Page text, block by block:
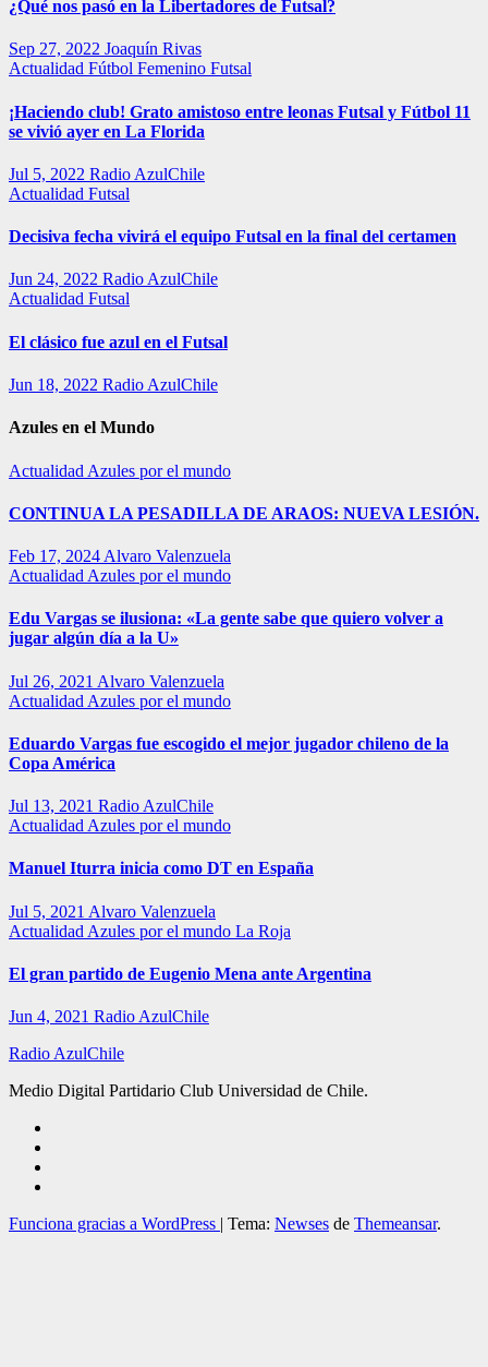
¿Qué nos pasó en la Libertadores de Futsal?
Sep 27, 2022 Joaquín Rivas
Actualidad Fútbol Femenino Futsal
¡Haciendo club! Grato amistoso entre leonas Futsal y Fútbol 11
se vivió ayer en La Florida
Jul 5, 2022 Radio AzulChile
Actualidad Futsal
Decisiva fecha vivirá el equipo Futsal en la final del certamen
Jun 24, 2022 Radio AzulChile
Actualidad Futsal
El clásico fue azul en el Futsal
Jun 18, 2022 Radio AzulChile
Azules en el Mundo
Actualidad Azules por el mundo
CONTINUA LA PESADILLA DE ARAOS: NUEVA LESIÓN.
Feb 17, 2024 Alvaro Valenzuela
Actualidad Azules por el mundo
Edu Vargas se ilusiona: «La gente sabe que quiero volver a
jugar algún día a la U»
Jul 26, 2021 Alvaro Valenzuela
Actualidad Azules por el mundo
Eduardo Vargas fue escogido el mejor jugador chileno de la
Copa América
Jul 13, 2021 Radio AzulChile
Actualidad Azules por el mundo
Manuel Iturra inicia como DT en España
Jul 5, 2021 Alvaro Valenzuela
Actualidad Azules por el mundo La Roja
El gran partido de Eugenio Mena ante Argentina
Jun 4, 2021 Radio AzulChile
Radio AzulChile
Medio Digital Partidario Club Universidad de Chile.
Funciona gracias a WordPress | Tema: Newses de Themeansar.